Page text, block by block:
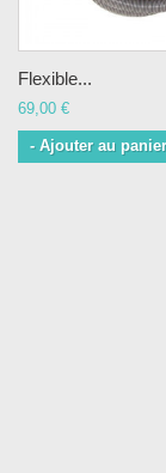
Flexible...
69,00 €
- Ajouter au